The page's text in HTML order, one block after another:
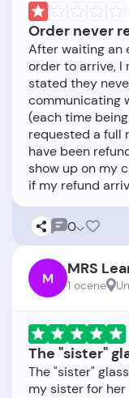
Order never
After waiting an
order to arrive, I
stated they
communicating
(each time
requested a full
have been
show up on my
0
M MRS
1 ocene
The "sister"
The "sister"
my sister for